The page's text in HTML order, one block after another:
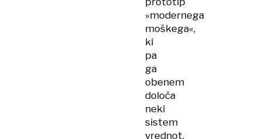
»modernega
moškega«,
ki
pa
ga
obenem
določa
neki
sistem
vrednot,